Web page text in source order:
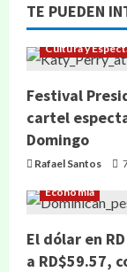
TE PUEDEN
Cultura y
Festival
cartel
Domingo
Rafael Santos
Economía
El dólar en
a RD$59.57,